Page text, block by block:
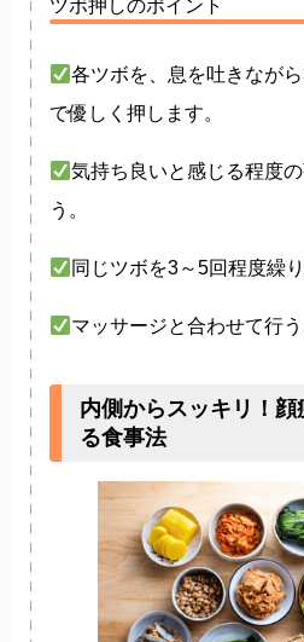
ツボ押しのポイント
各ツボを、息を吐きなが
で優しく押します。
気持ち良いと感じる程度
う。
同じツボを3～5回程度繰り
マッサージと合わせて行う
内側からスッキリ！
る食事法